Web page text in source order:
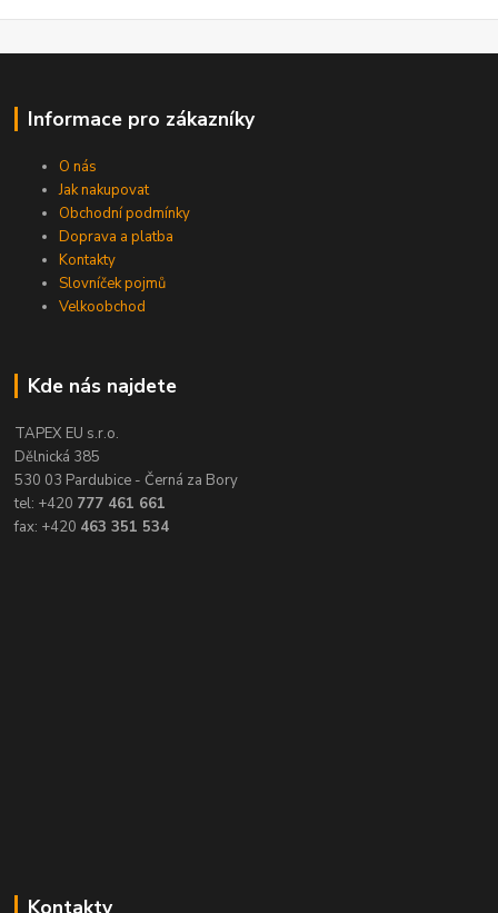
Informace pro zákazníky
O nás
Jak nakupovat
Obchodní podmínky
Doprava a platba
Kontakty
Slovníček pojmů
Velkoobchod
Kde nás najdete
TAPEX EU s.r.o.
Dělnická 385
530 03 Pardubice - Černá za Bory
tel: +420 777 461 661
fax: +420 463 351 534
Kontakty